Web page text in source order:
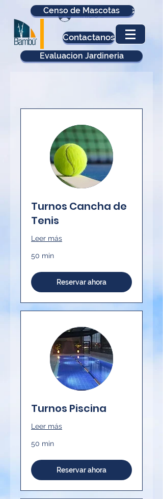
Inicio Sesión
Actualización Datos
Censo de Mascotas
Contactanos
Evaluacion Jardineria
Turnos Cancha de
Tenis
Leer más
50 min
Reservar ahora
Turnos Piscina
Leer más
50 min
Reservar ahora